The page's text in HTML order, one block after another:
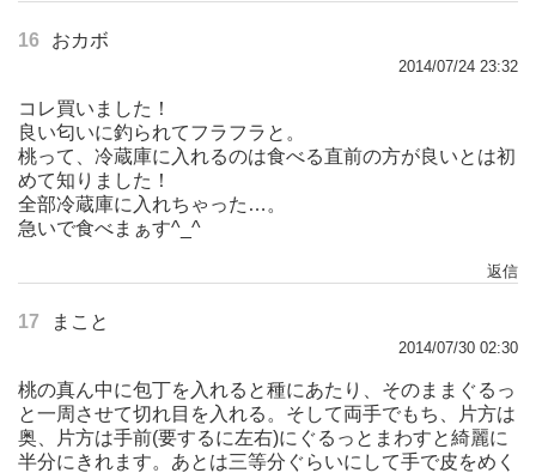
16 おカボ
2014/07/24 23:32
コレ買いました！
良い匂いに釣られてフラフラと。
桃って、冷蔵庫に入れるのは食べる直前の方が良いとは初
めて知りました！
全部冷蔵庫に入れちゃった…。
急いで食べまぁす^_^
返信
17 まこと
2014/07/30 02:30
桃の真ん中に包丁を入れると種にあたり、そのままぐるっ
と一周させて切れ目を入れる。そして両手でもち、片方は
奥、片方は手前(要するに左右)にぐるっとまわすと綺麗に
半分にきれます。あとは三等分ぐらいにして手で皮をめく